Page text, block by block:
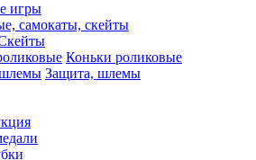
игры
самокаты, скейты
Коньки роликовые
Защита, шлемы